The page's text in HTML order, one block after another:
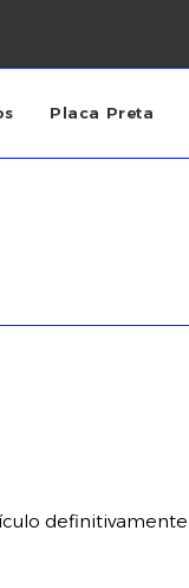
Placa Preta
definitivamente